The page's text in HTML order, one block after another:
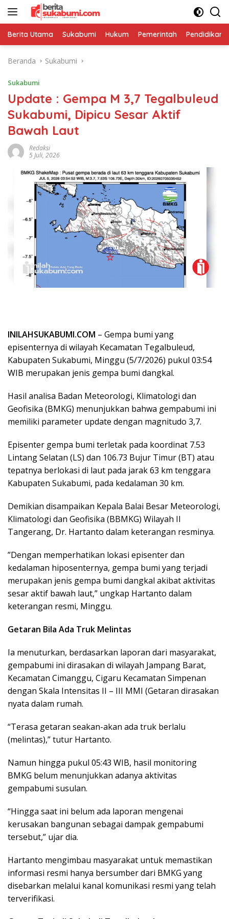
Langsung
Berita Utama Sukabumi Hukum Pemerintah Pendidikan
Beranda Sukabumi
Sukabumi
Update : Gempa M 3,7 Tegalbuleud
Sukabumi, Dipicu Sesar Aktif
Bawah Laut
Redaksi
5 Juli, 2026
INILAHSUKABUMI.COM – ​Gempa bumi yang
episenternya di wilayah Kecamatan Tegalbuleud,
Kabupaten Sukabumi, Minggu (5/7/2026) pukul 03:54
WIB merupakan jenis gempa bumi dangkal.
Hasil analisa Badan Meteorologi, Klimatologi dan
Geofisika (BMKG) menunjukkan bahwa gempabumi ini
memiliki parameter update dengan magnitudo 3,7.
Episenter gempa bumi terletak pada koordinat 7.53
Lintang Selatan (LS) dan 106.73 Bujur Timur (BT) atau
tepatnya berlokasi di laut pada jarak 63 km tenggara
Kabupaten Sukabumi, pada kedalaman 30 km.
Demikian disampaikan Kepala Balai Besar Meteorologi,
Klimatologi dan Geofisika (BBMKG) Wilayah II
Tangerang, Dr. Hartanto dalam keterangan resminya.
​”Dengan memperhatikan lokasi episenter dan
kedalaman hiposenternya, gempa bumi yang terjadi
merupakan jenis gempa bumi dangkal akibat aktivitas
sesar aktif bawah laut,” ungkap Hartanto dalam
keterangan resmi, Minggu.
Getaran Bila Ada Truk Melintas
Ia menuturkan, berdasarkan laporan dari masyarakat,
gempabumi ini dirasakan di wilayah Jampang Barat,
Kecamatan Cimanggu, Cigaru Kecamatan Simpenan
dengan Skala Intensitas II – III MMI (Getaran dirasakan
nyata dalam rumah.
“Terasa getaran seakan-akan ada truk berlalu
(melintas),” tutur Hartanto.
Namun hingga pukul 05:43 WIB, hasil monitoring
BMKG belum menunjukkan adanya aktivitas
gempabumi susulan.
“Hingga saat ini belum ada laporan mengenai
kerusakan bangunan sebagai dampak gempabumi
tersebut,” ujar dia.
Hartanto mengimbau masyarakat untuk memastikan
informasi resmi hanya bersumber dari BMKG yang
disebarkan melalui kanal komunikasi resmi yang telah
terverifikasi.